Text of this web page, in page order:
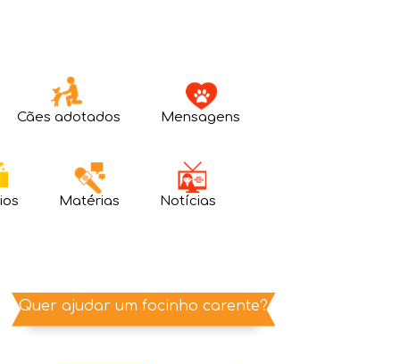
Cães adotados Mensagens
Matérias Notícias
Quer ajudar um focinho carente?